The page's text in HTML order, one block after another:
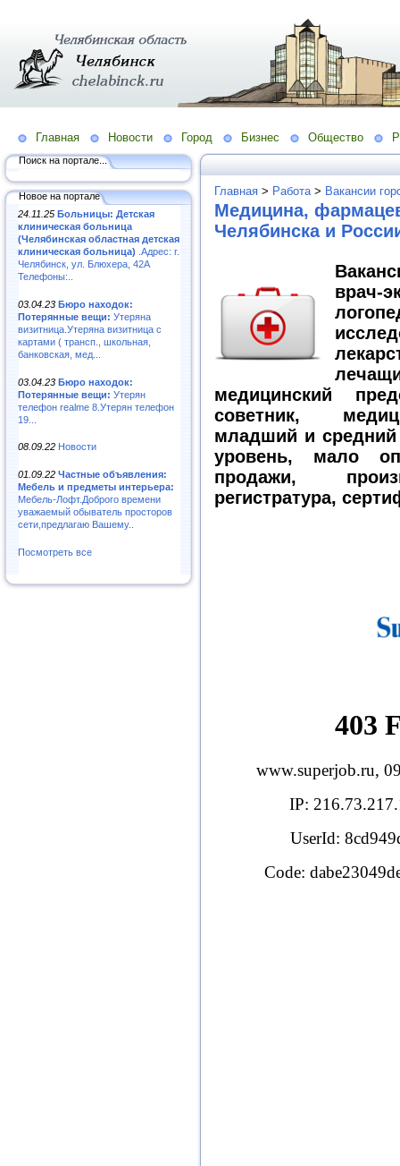
Главная Новости Город Бизнес Общество
Поиск на портале...
Новое на портале
24.11.25 Больницы: Детская
клиническая больница
(Челябинская областная детская
клиническая больница) .Адрес: г.
Челябинск, ул. Блюхера, 42А
Телефоны:..
03.04.23 Бюро находок:
Потерянные вещи: Утеряна
визитница.Утеряна визитница с
картами ( трансп., школьная,
банковская, мед...
03.04.23 Бюро находок:
Потерянные вещи: Утерян
телефон realme 8.Утерян телефон
19...
08.09.22 Новости
01.09.22 Частные объявления:
Мебель и предметы интерьера:
Мебель-Лофт.Доброго времени
уважаемый обыватель просторов
сети,предлагаю Вашему..
Посмотреть все
Главная > Работа > Вакансии
Медицина,
Челябинска и
врач-
медицинский
советник,
младший и
уровень, мало
продажи,
регистратура,